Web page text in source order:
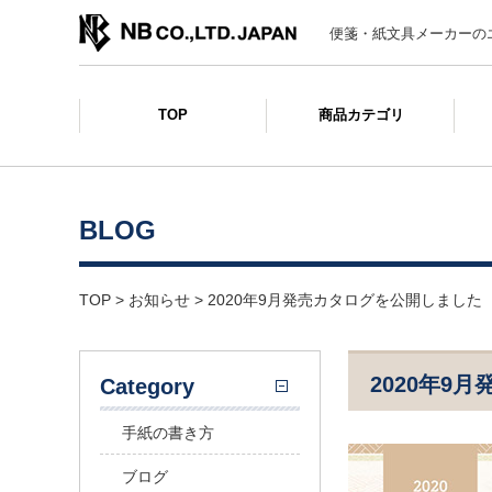
便箋・紙文具メーカーの
TOP 商品カテゴリ
BLOG
TOP > お知らせ > 2020年9月発売カタログを公開しました
2020年9月
Category
手紙の書き方
ブログ